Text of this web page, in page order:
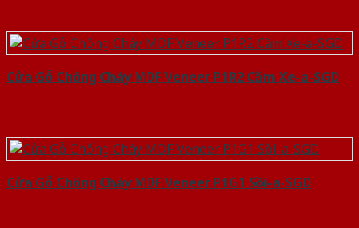
Cửa Gỗ Chống Cháy MDF Veneer P1R2 Căm Xe-a-SGD
Cửa Gỗ Chống Cháy MDF Veneer P1G1 Sồi-a-SGD